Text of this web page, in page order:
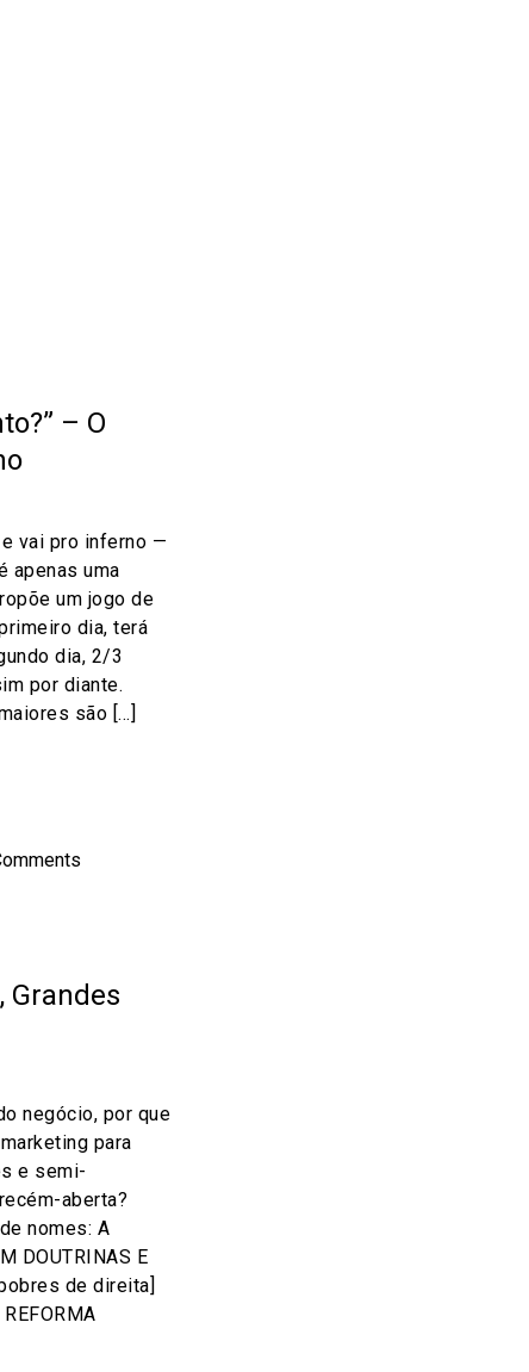
– O
e vai pro inferno —
apenas uma
um jogo de
dia, terá
dia, 2/3
por diante.
são […]
Grandes
negócio, por que
para
e semi-
aberta?
nomes: A
DOUTRINAS E
de direita]